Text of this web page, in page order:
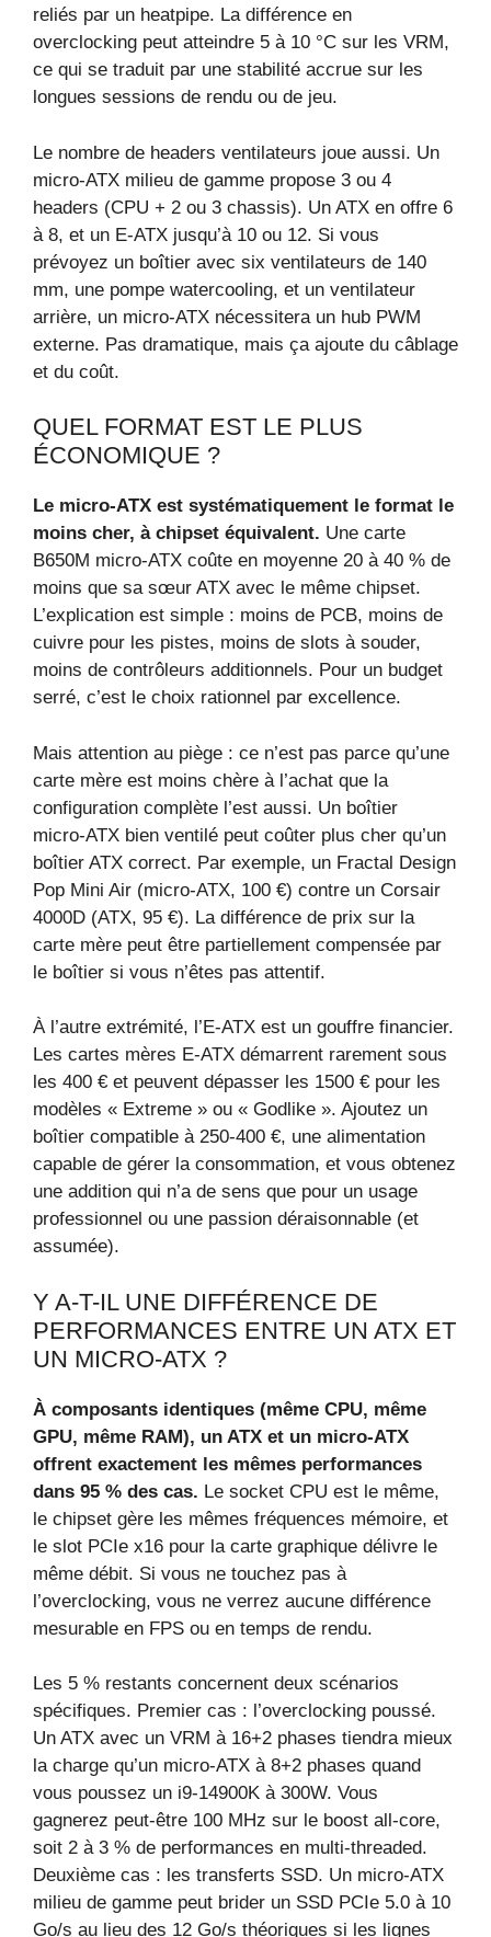
reliés par un heatpipe. La différence en
overclocking peut atteindre 5 à 10 °C sur les VRM,
ce qui se traduit par une stabilité accrue sur les
longues sessions de rendu ou de jeu.
Le nombre de headers ventilateurs joue aussi. Un
micro‑ATX milieu de gamme propose 3 ou 4
headers (CPU + 2 ou 3 chassis). Un ATX en offre 6
à 8, et un E‑ATX jusqu’à 10 ou 12. Si vous
prévoyez un boîtier avec six ventilateurs de 140
mm, une pompe watercooling, et un ventilateur
arrière, un micro‑ATX nécessitera un hub PWM
externe. Pas dramatique, mais ça ajoute du câblage
et du coût.
QUEL FORMAT EST LE PLUS
ÉCONOMIQUE ?
Le micro‑ATX est systématiquement le format le
moins cher, à chipset équivalent. Une carte
B650M micro‑ATX coûte en moyenne 20 à 40 % de
moins que sa sœur ATX avec le même chipset.
L’explication est simple : moins de PCB, moins de
cuivre pour les pistes, moins de slots à souder,
moins de contrôleurs additionnels. Pour un budget
serré, c’est le choix rationnel par excellence.
Mais attention au piège : ce n’est pas parce qu’une
carte mère est moins chère à l’achat que la
configuration complète l’est aussi. Un boîtier
micro‑ATX bien ventilé peut coûter plus cher qu’un
boîtier ATX correct. Par exemple, un Fractal Design
Pop Mini Air (micro‑ATX, 100 €) contre un Corsair
4000D (ATX, 95 €). La différence de prix sur la
carte mère peut être partiellement compensée par
le boîtier si vous n’êtes pas attentif.
À l’autre extrémité, l’E‑ATX est un gouffre financier.
Les cartes mères E‑ATX démarrent rarement sous
les 400 € et peuvent dépasser les 1500 € pour les
modèles « Extreme » ou « Godlike ». Ajoutez un
boîtier compatible à 250‑400 €, une alimentation
capable de gérer la consommation, et vous obtenez
une addition qui n’a de sens que pour un usage
professionnel ou une passion déraisonnable (et
assumée).
Y A-T-IL UNE DIFFÉRENCE DE
PERFORMANCES ENTRE UN ATX ET
UN MICRO‑ATX ?
À composants identiques (même CPU, même
GPU, même RAM), un ATX et un micro‑ATX
offrent exactement les mêmes performances
dans 95 % des cas. Le socket CPU est le même,
le chipset gère les mêmes fréquences mémoire, et
le slot PCIe x16 pour la carte graphique délivre le
même débit. Si vous ne touchez pas à
l’overclocking, vous ne verrez aucune différence
mesurable en FPS ou en temps de rendu.
Les 5 % restants concernent deux scénarios
spécifiques. Premier cas : l’overclocking poussé.
Un ATX avec un VRM à 16+2 phases tiendra mieux
la charge qu’un micro‑ATX à 8+2 phases quand
vous poussez un i9‑14900K à 300W. Vous
gagnerez peut-être 100 MHz sur le boost all‑core,
soit 2 à 3 % de performances en multi‑threaded.
Deuxième cas : les transferts SSD. Un micro‑ATX
milieu de gamme peut brider un SSD PCIe 5.0 à 10
Go/s au lieu des 12 Go/s théoriques si les lignes